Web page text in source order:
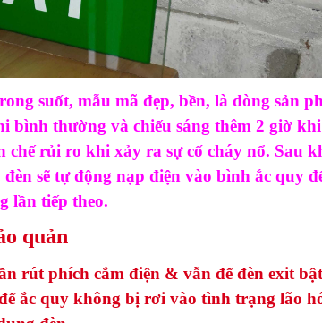
suốt, mẫu mã đẹp, bền, là dòng sản
bình thường và chiếu sáng thêm 2 giờ khi
rủi ro khi xảy ra sự cố cháy nổ. Sau
sẽ tự động nạp điện vào bình ắc quy
lần tiếp theo.
quản
rút phích cắm điện & vẫn để đèn exit
ắc quy không bị rơi vào tình trạng lão